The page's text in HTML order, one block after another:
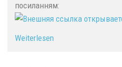
посиланням:
Weiterlesen